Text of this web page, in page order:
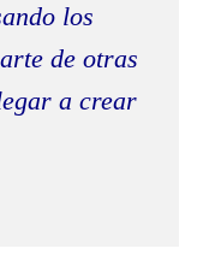
los
de otras
a crear